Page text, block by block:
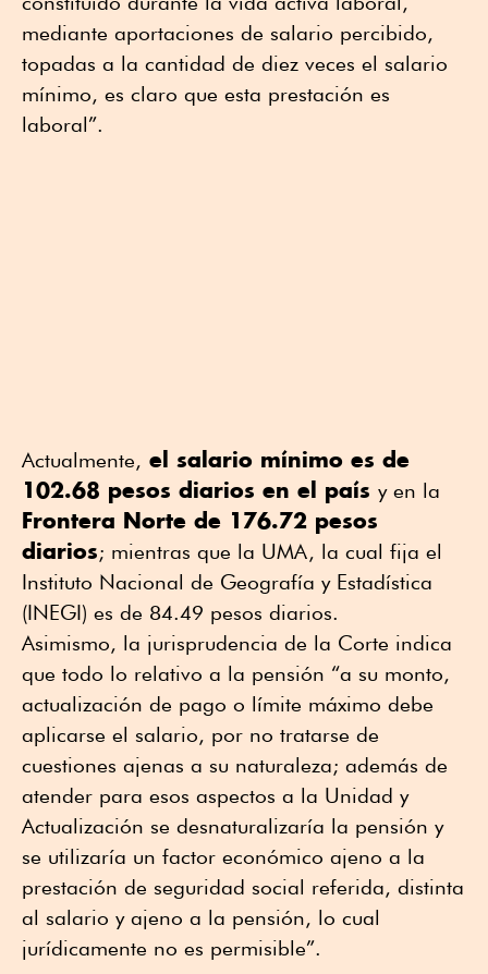
mediante aportaciones de salario percibido,
topadas a la cantidad de diez veces el salario
mínimo, es claro que esta prestación es
laboral”.
Actualmente, el salario mínimo es de
102.68 pesos diarios en el país y en la
Frontera Norte de 176.72 pesos
diarios; mientras que la UMA, la cual fija el
Instituto Nacional de Geografía y Estadística
(INEGI) es de 84.49 pesos diarios.
Asimismo, la jurisprudencia de la Corte indica
que todo lo relativo a la pensión “a su monto,
actualización de pago o límite máximo debe
aplicarse el salario, por no tratarse de
cuestiones ajenas a su naturaleza; además de
atender para esos aspectos a la Unidad y
Actualización se desnaturalizaría la pensión y
se utilizaría un factor económico ajeno a la
prestación de seguridad social referida, distinta
al salario y ajeno a la pensión, lo cual
jurídicamente no es permisible”.